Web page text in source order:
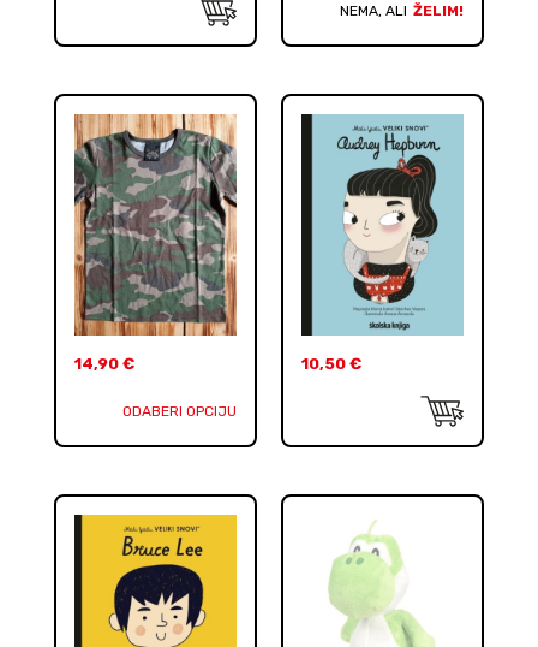
NEMA, ALI ŽELIM!
14,90 €
ODABERI OPCIJU
10,50 €